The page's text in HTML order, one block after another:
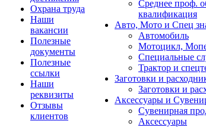
Охрана труда
Наши
вакансии
Полезные
документы
Полезные
ссылки
Наши
реквизиты
Отзывы
клиентов
Среднее проф.
квалификация
Авто, Мото и Спец
Автомобиль
Мотоцикл,
Специальные
Трактор и
Заготовки и
Заготовки и
Аксессуары и
Сувенирная
Аксессуары